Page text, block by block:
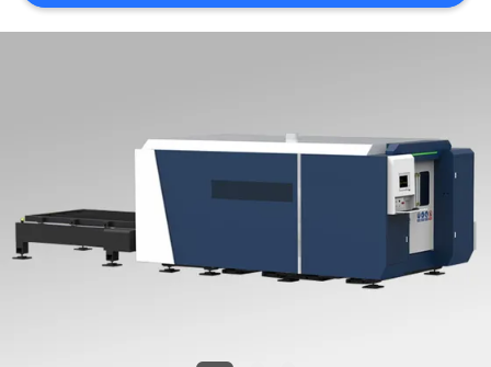
SOLICITAR
РУССКИЙ
MAPA